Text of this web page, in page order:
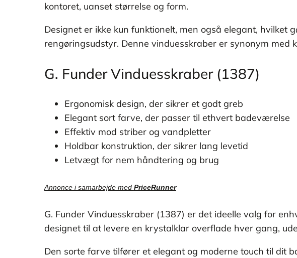
kontoret, uanset størrelse og form.
Designet er ikke kun funktionelt, men også elegant, hvilket
rengøringsudstyr. Denne vinduesskraber er synonym
G. Funder Vinduesskraber (1387)
Ergonomisk design, der sikrer et godt greb
Elegant sort farve, der passer til ethvert badeværelse
Effektiv mod striber og vandpletter
Holdbar konstruktion, der sikrer lang levetid
Letvægt for nem håndtering og brug
Annonce i samarbejde med PriceRunner
G. Funder Vinduesskraber (1387) er det ideelle valg for
designet til at levere en krystalklar overflade hver gang,
Den sorte farve tilfører et elegant og moderne touch til dit